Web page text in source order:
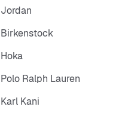
Jordan
Birkenstock
Hoka
Polo Ralph Lauren
Karl Kani